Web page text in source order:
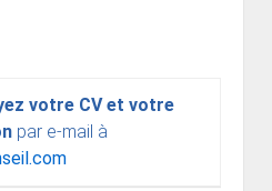
votre CV et votre
par e-mail à